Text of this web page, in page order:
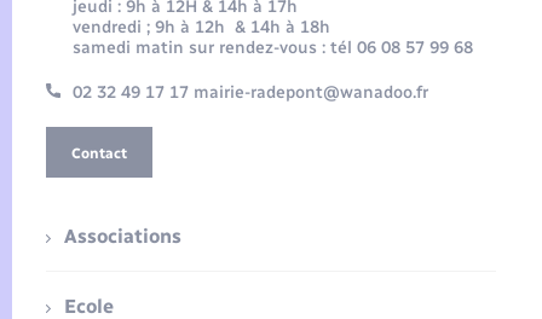
jeudi : 9h à 12H & 14h à 17h
vendredi ; 9h à 12h & 14h à 18h
samedi matin sur rendez-vous : tél 06 08 57 99 68
02 32 49 17 17 mairie-radepont@wanadoo.fr
Contact
Associations
Ecole